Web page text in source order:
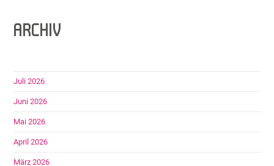
ARCHIV
Juli 2026
Juni 2026
Mai 2026
April 2026
März 2026